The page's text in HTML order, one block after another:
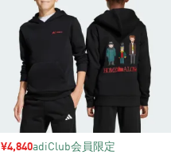
セール価格
¥4,840adiClub会員限定